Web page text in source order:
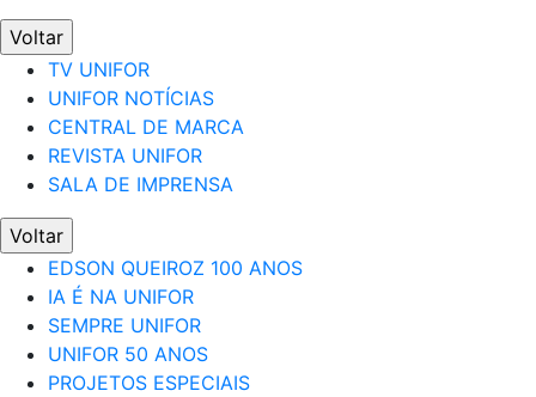
Voltar
TV UNIFOR
UNIFOR NOTÍCIAS
CENTRAL DE MARCA
REVISTA UNIFOR
SALA DE IMPRENSA
Voltar
EDSON QUEIROZ 100 ANOS
IA É NA UNIFOR
SEMPRE UNIFOR
UNIFOR 50 ANOS
PROJETOS ESPECIAIS